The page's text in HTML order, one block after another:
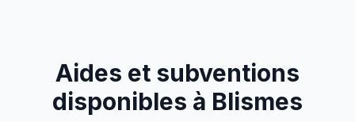
Aides et subventions
disponibles à Blismes